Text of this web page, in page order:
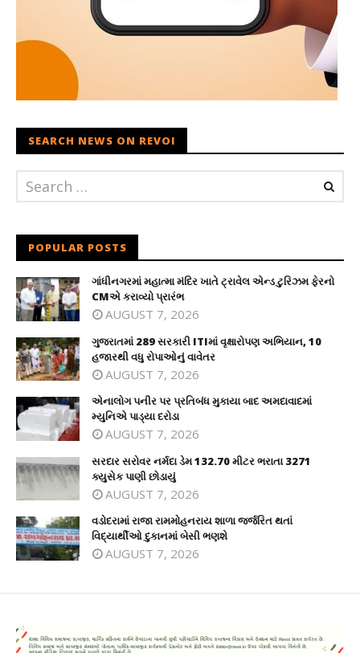
SEARCH NEWS ON REVOI
POPULAR POSTS
ગાંધીનગરમાં મહાત્મા મંદિર ખાતે ટ્રાવેલ એન્ડ ટુરિઝમ ફેરનો
CMએ કરાવ્યો પ્રારંભ
AUGUST 7, 2026
ગુજરાતમાં 289 સરકારી ITIમાં વૃક્ષારોપણ અભિયાન, 10
હજારથી વધુ રોપાઓનું વાવેતર
AUGUST 7, 2026
એનાલોગ પનીર પર પ્રતિબંધ મુકાયા બાદ અમદાવાદમાં
મ્યુનિએ પાડ્યા દરોડા
AUGUST 7, 2026
સરદાર સરોવર નર્મદા ડેમ 132.70 મીટર ભરાતા 3271
ક્યુસેક પાણી છોડાયું
AUGUST 7, 2026
વડોદરામાં રાજા રામમોહનરાય શાળા જર્જરિત થતાં
વિદ્યાર્થીઓ દુકાનમાં બેસી ભણશે
AUGUST 7, 2026